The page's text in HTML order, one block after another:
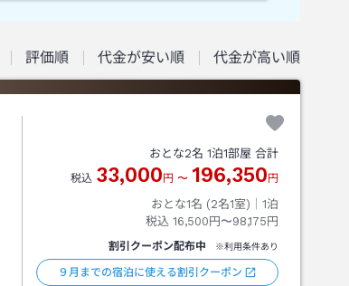
評価順 代金が安い順 代金が高い順
おとな2名 1泊1部屋 合計
税込 33,000 円 〜 196,350 円
おとな1名 (2名1室)｜ 1泊
税込 16,500円〜98,175円
割引クーポン配布中 ※利用条件あり
９月までの宿泊に使える割引クーポン